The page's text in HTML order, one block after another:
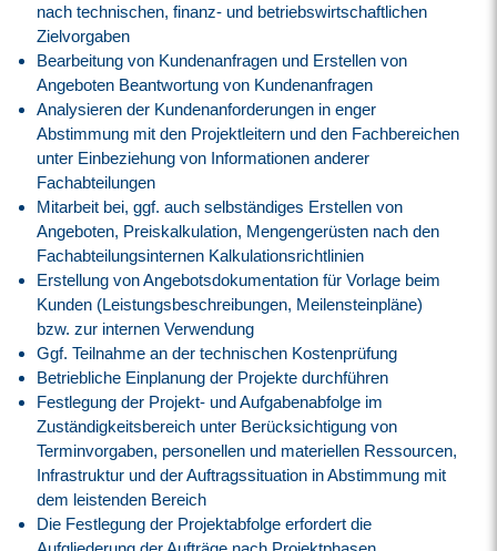
nach technischen, finanz- und betriebswirtschaftlichen
Zielvorgaben
Bearbeitung von Kundenanfragen und Erstellen von
Angeboten Beantwortung von Kundenanfragen
Analysieren der Kundenanforderungen in enger
Abstimmung mit den Projektleitern und den Fachbereichen
unter Einbeziehung von Informationen anderer
Fachabteilungen
Mitarbeit bei, ggf. auch selbständiges Erstellen von
Angeboten, Preiskalkulation, Mengengerüsten nach den
Fachabteilungsinternen Kalkulationsrichtlinien
Erstellung von Angebotsdokumentation für Vorlage beim
Kunden (Leistungsbeschreibungen, Meilensteinpläne)
bzw. zur internen Verwendung
Ggf. Teilnahme an der technischen Kostenprüfung
Betriebliche Einplanung der Projekte durchführen
Festlegung der Projekt- und Aufgabenabfolge im
Zuständigkeitsbereich unter Berücksichtigung von
Terminvorgaben, personellen und materiellen Ressourcen,
Infrastruktur und der Auftragssituation in Abstimmung mit
dem leistenden Bereich
Die Festlegung der Projektabfolge erfordert die